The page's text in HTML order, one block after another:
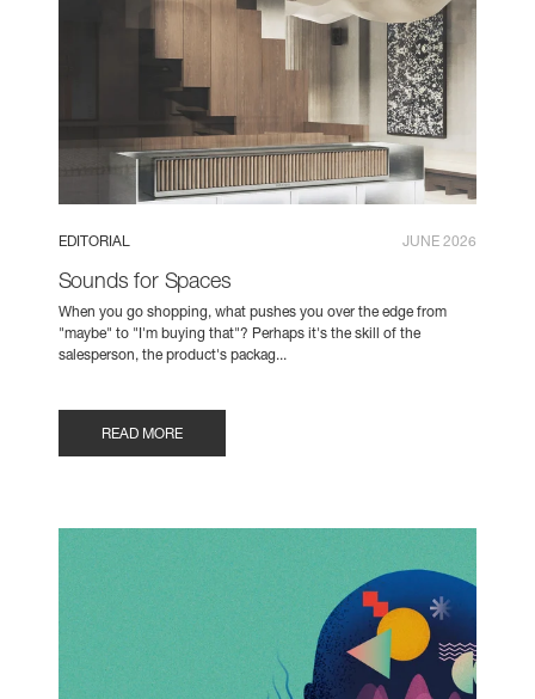
EDITORIAL JUNE 2026
Sounds for Spaces
When you go shopping, what pushes you over the edge from
"maybe" to "I'm buying that"? Perhaps it's the skill of the
salesperson, the product's packag...
READ MORE